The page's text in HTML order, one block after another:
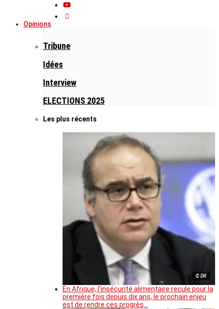
Opinions
Tribune
Idées
Interview
ELECTIONS 2025
Les plus récents
© DR
En Afrique, l’insécurité alimentaire recule pour la
première fois depuis dix ans, le prochain enjeu
est de rendre ces progrès…